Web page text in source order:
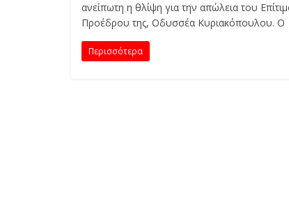
ανείπωτη η θλίψη για την απώλεια του
Προέδρου της, Οδυσσέα Κυριακόπουλου. Ο
Περισσότερα